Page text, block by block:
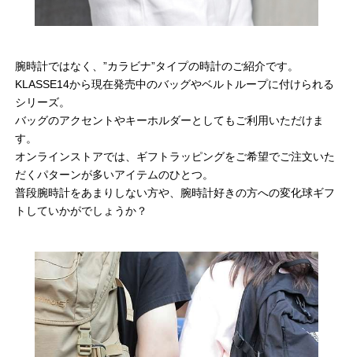
腕時計ではなく、”カラビナ”タイプの時計のご紹介です。
KLASSE14から現在発売中のバッグやベルトループに付けられる
シリーズ。
バッグのアクセントやキーホルダーとしてもご利用いただけま
す。
オンラインストアでは、ギフトラッピングをご希望でご注文いた
だくパターンが多いアイテムのひとつ。
普段腕時計をあまりしない方や、腕時計好きの方への変化球ギフ
トしていかがでしょうか？